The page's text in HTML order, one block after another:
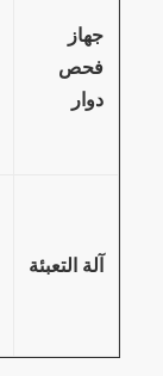
جهاز
فحص
دوار
آلة التعبئة